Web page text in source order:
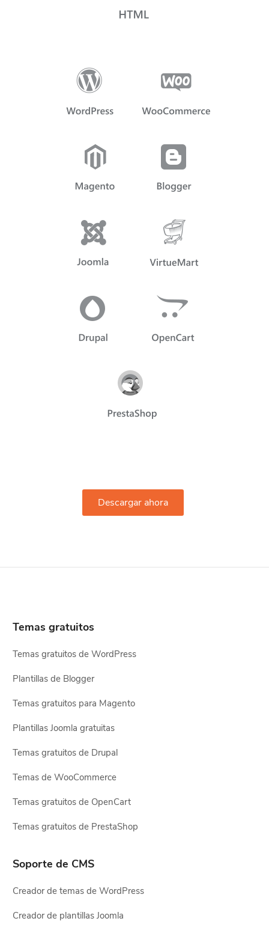
Descargar ahora
Temas gratuitos
Temas gratuitos de WordPress
Plantillas de Blogger
Temas gratuitos para Magento
Plantillas Joomla gratuitas
Temas gratuitos de Drupal
Temas de WooCommerce
Temas gratuitos de OpenCart
Temas gratuitos de PrestaShop
Soporte de CMS
Creador de temas de WordPress
Creador de plantillas Joomla